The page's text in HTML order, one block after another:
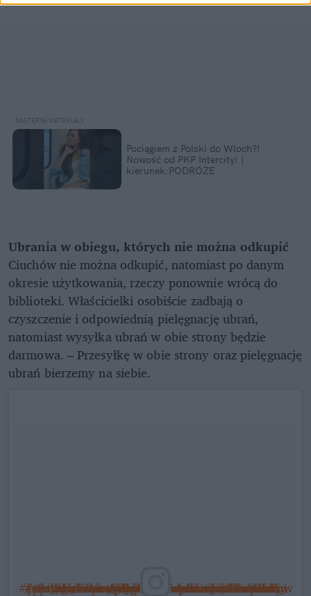
Pociągiem z Polski do Włoch?!
Nowość od PKP Intercity! |
kierunek:PODRÓŻE
Ubrania w obiegu, których nie można odkupić
Ciuchów nie można odkupić, natomiast po danym
okresie użytkowania, rzeczy ponownie wrócą do
biblioteki. Właścicielki osobiście zadbają o
czyszczenie i odpowiednią pielęgnację ubrań,
natomiast wysyłka ubrań w obie strony będzie
darmowa. – Przesyłkę w obie strony oraz pielęgnację
ubrań bierzemy na siebie.
#poniedziałek upływa nam pod znakiem #fun i #vintage Foto: @lukasz_wierzbowski #monday #style #slowfashion #picoftheday #model #styleiswhat #wypozyczalnia #outfit #ootd #ootdshare #revolution #stylizacja #inspiracje #polskakobieta #polskadziewczyna #clothes #classy #cosy #wiwt #warszawa #krakow #poznan #sopot #lodz #nowości #follow4follow #bibliotekaubran